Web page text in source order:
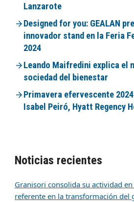
Lanzarote
Designed for you: GEALAN
innovador stand en la Feria
2024
Leando Maifredini explica el
sociedad del bienestar
Primavera efervescente
Isabel Peiró, Hyatt Regency
Noticias recientes
Granisori consolida su actividad
referente en la transformación del